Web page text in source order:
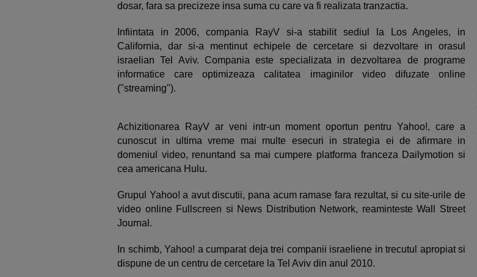
dosar, fara sa precizeze insa suma cu care va fi realizata tranzactia.
Infiintata in 2006, compania RayV si-a stabilit sediul la Los Angeles, in
California, dar si-a mentinut echipele de cercetare si dezvoltare in orasul
israelian Tel Aviv. Compania este specializata in dezvoltarea de programe
informatice care optimizeaza calitatea imaginilor video difuzate online
("streaming").
Achizitionarea RayV ar veni intr-un moment oportun pentru Yahoo!, care a
cunoscut in ultima vreme mai multe esecuri in strategia ei de afirmare in
domeniul video, renuntand sa mai cumpere platforma franceza Dailymotion si
cea americana Hulu.
Grupul Yahoo! a avut discutii, pana acum ramase fara rezultat, si cu site-urile de
video online Fullscreen si News Distribution Network, reaminteste Wall Street
Journal.
In schimb, Yahoo! a cumparat deja trei companii israeliene in trecutul apropiat si
dispune de un centru de cercetare la Tel Aviv din anul 2010.